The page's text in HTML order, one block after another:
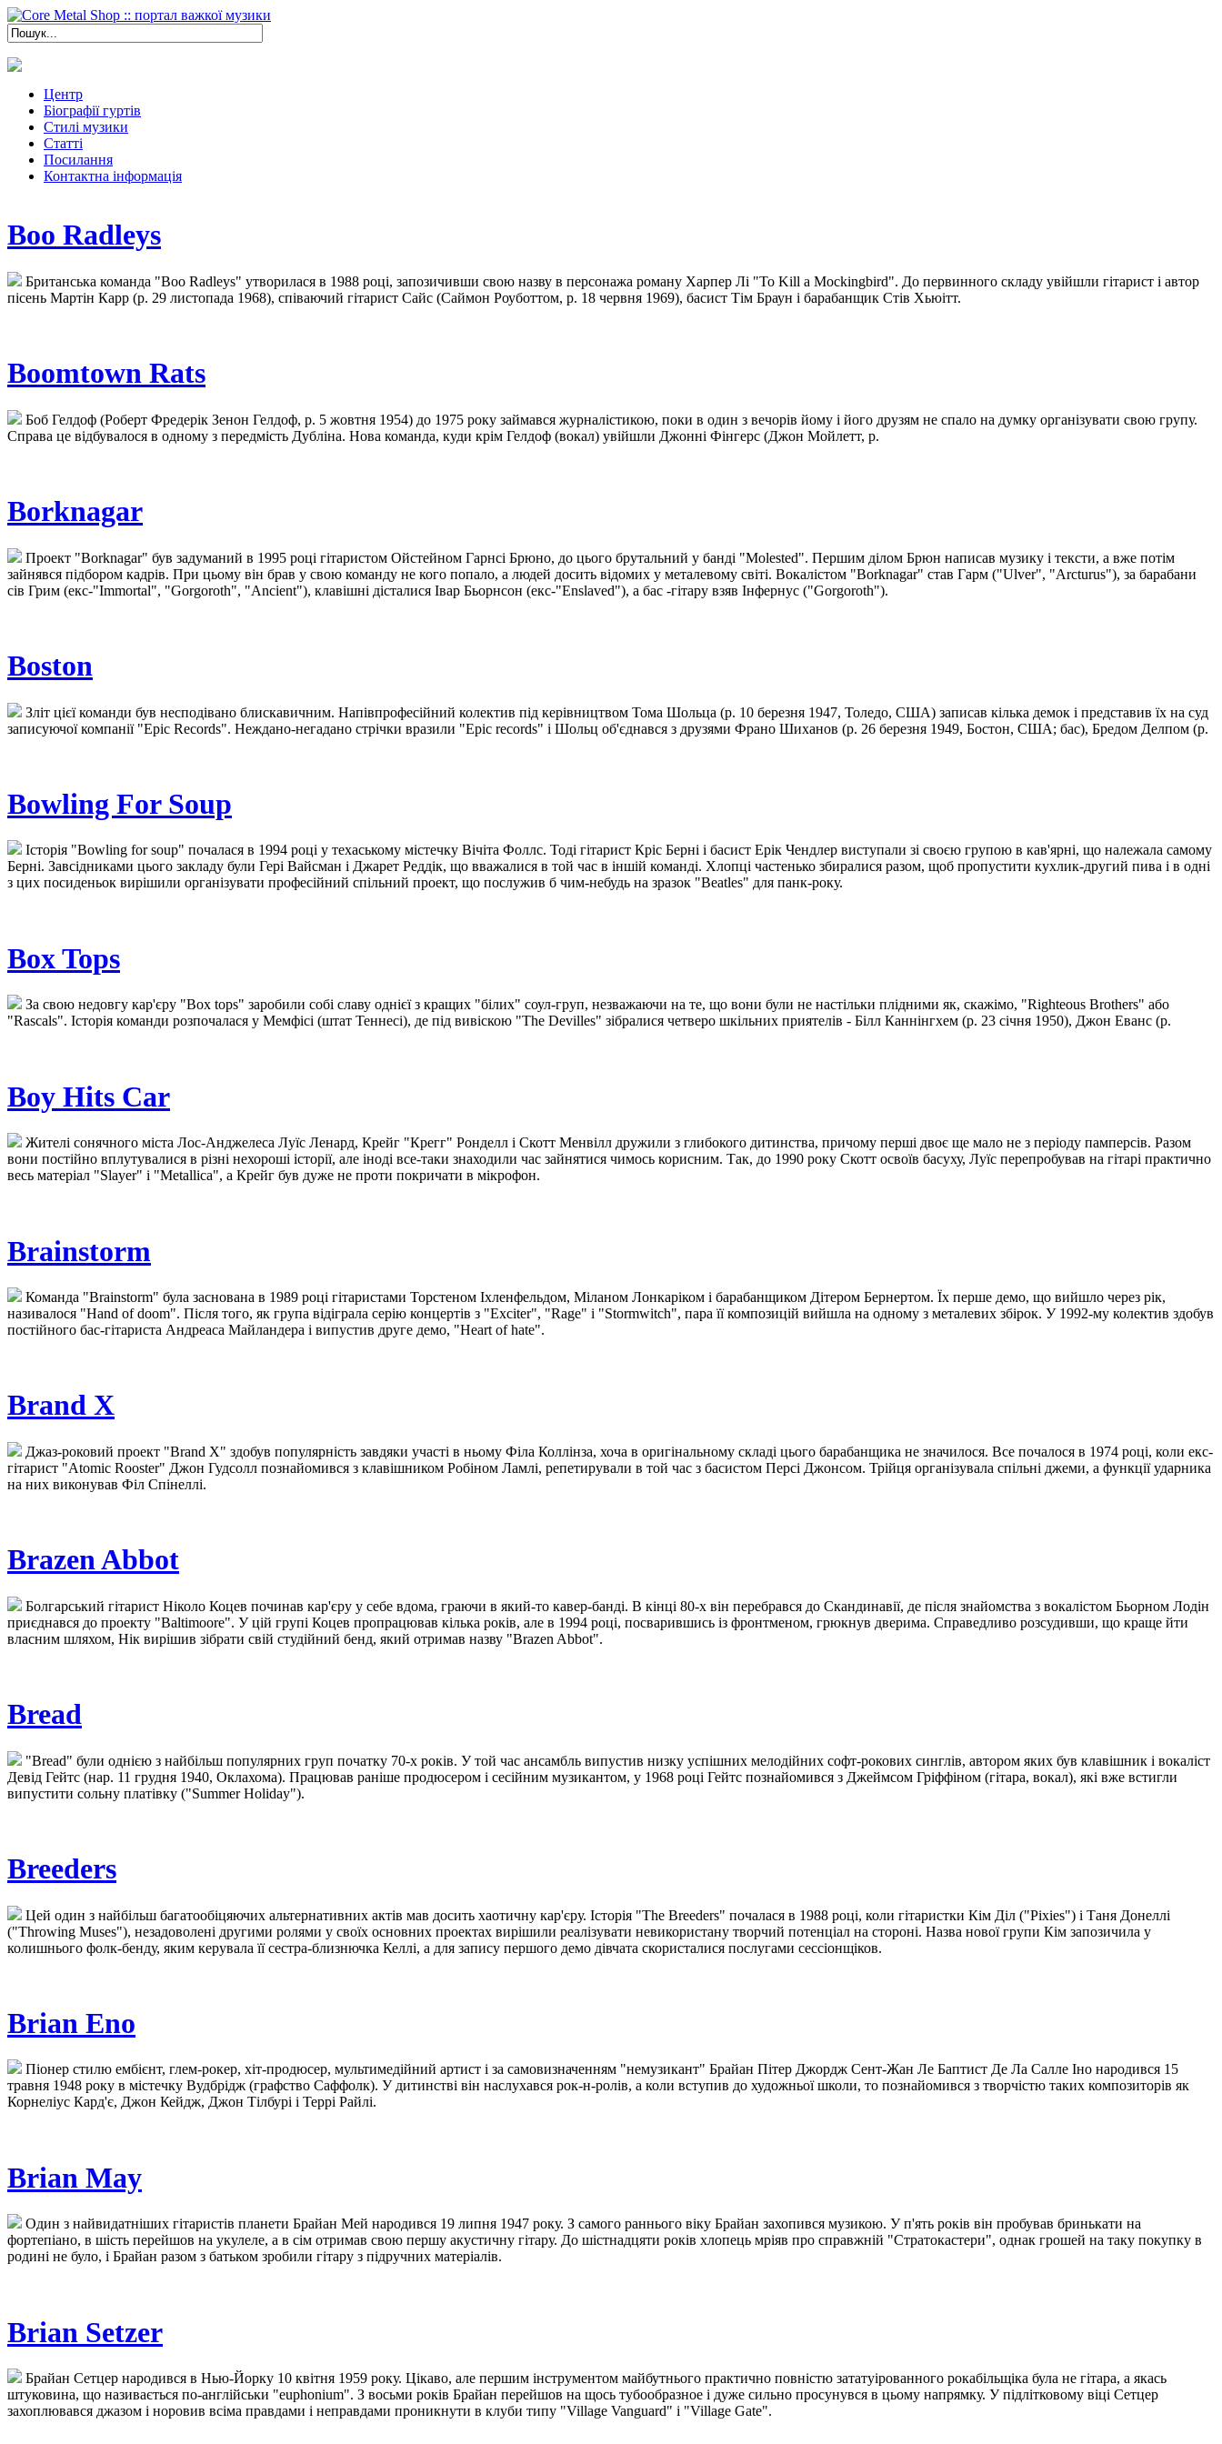
Центр
Біографії гуртів
Стилі музики
Статті
Посилання
Контактна інформація
Boo Radleys
Британська команда "Boo Radleys" утворилася в 1988 році, запозичивши свою назву в персонажа роману Харпер Лі "To Kill a Mockingbird". До первинного складу увійшли гітарист і автор
пісень Мартін Карр (р. 29 листопада 1968), співаючий гітарист Сайс (Саймон Роуботтом, р. 18 червня 1969), басист Тім Браун і барабанщик Стів Хьюітт.
Boomtown Rats
Боб Гелдоф (Роберт Фредерік Зенон Гелдоф, р. 5 жовтня 1954) до 1975 року займався журналістикою, поки в один з вечорів йому і його друзям не спало на думку організувати свою групу.
Справа це відбувалося в одному з передмість Дубліна. Нова команда, куди крім Гелдоф (вокал) увійшли Джонні Фінгерс (Джон Мойлетт, р.
Borknagar
Проект "Borknagar" був задуманий в 1995 році гітаристом Ойстейном Гарнсі Брюно, до цього брутальний у банді "Molested". Першим ділом Брюн написав музику і тексти, а вже потім
зайнявся підбором кадрів. При цьому він брав у свою команду не кого попало, а людей досить відомих у металевому світі. Вокалістом "Borknagar" став Гарм ("Ulver", "Arcturus"), за барабани
сів Грим (екс-"Immortal", "Gorgoroth", "Ancient"), клавішні дісталися Івар Бьорнсон (екс-"Enslaved"), а бас -гітару взяв Інфернус ("Gorgoroth").
Boston
Зліт цієї команди був несподівано блискавичним. Напівпрофесійний колектив під керівництвом Тома Шольца (р. 10 березня 1947, Толедо, США) записав кілька демок і представив їх на суд
записуючої компанії "Epic Records". Неждано-негадано стрічки вразили "Epic records" і Шольц об'єднався з друзями Франо Шиханов (р. 26 березня 1949, Бостон, США; бас), Бредом Делпом (р.
Bowling For Soup
Історія "Bowling for soup" почалася в 1994 році у техаському містечку Вічіта Фоллс. Тоді гітарист Кріс Берні і басист Ерік Чендлер виступали зі своєю групою в кав'ярні, що належала самому
Берні. Завсідниками цього закладу були Гері Вайсман і Джарет Реддік, що вважалися в той час в іншій команді. Хлопці частенько збиралися разом, щоб пропустити кухлик-другий пива і в одні
з цих посиденьок вирішили організувати професійний спільний проект, що послужив б чим-небудь на зразок "Beatles" для панк-року.
Box Tops
За свою недовгу кар'єру "Box tops" заробили собі славу однієї з кращих "білих" соул-груп, незважаючи на те, що вони були не настільки плідними як, скажімо, "Righteous Brothers" або
"Rascals". Історія команди розпочалася у Мемфісі (штат Теннесі), де під вивіскою "The Devilles" зібралися четверо шкільних приятелів - Білл Каннінгхем (р. 23 січня 1950), Джон Еванс (р.
Boy Hits Car
Жителі сонячного міста Лос-Анджелеса Луїс Ленард, Крейг "Крегг" Ронделл і Скотт Менвілл дружили з глибокого дитинства, причому перші двоє ще мало не з періоду памперсів. Разом
вони постійно вплутувалися в різні нехороші історії, але іноді все-таки знаходили час зайнятися чимось корисним. Так, до 1990 року Скотт освоїв басуху, Луїс перепробував на гітарі практично
весь матеріал "Slayer" і "Metallica", а Крейг був дуже не проти покричати в мікрофон.
Brainstorm
Команда "Brainstorm" була заснована в 1989 році гітаристами Торстеном Іхленфельдом, Міланом Лонкаріком і барабанщиком Дітером Бернертом. Їх перше демо, що вийшло через рік,
називалося "Hand of doom". Після того, як група відіграла серію концертів з "Exciter", "Rage" і "Stormwitch", пара її композицій вийшла на одному з металевих збірок. У 1992-му колектив здобув
постійного бас-гітариста Андреаса Майландера і випустив друге демо, "Heart of hate".
Brand X
Джаз-роковий проект "Brand X" здобув популярність завдяки участі в ньому Філа Коллінза, хоча в оригінальному складі цього барабанщика не значилося. Все почалося в 1974 році, коли екс-
гітарист "Atomic Rooster" Джон Гудсолл познайомився з клавішником Робіном Ламлі, репетирували в той час з басистом Персі Джонсом. Трійця організувала спільні джеми, а функції ударника
на них виконував Філ Спінеллі.
Brazen Abbot
Болгарський гітарист Ніколо Коцев починав кар'єру у себе вдома, граючи в який-то кавер-банді. В кінці 80-х він перебрався до Скандинавії, де після знайомства з вокалістом Бьорном Лодін
приєднався до проекту "Baltimoore". У цій групі Коцев пропрацював кілька років, але в 1994 році, посварившись із фронтменом, грюкнув дверима. Справедливо розсудивши, що краще йти
власним шляхом, Нік вирішив зібрати свій студійний бенд, який отримав назву "Brazen Abbot".
Bread
"Bread" були однією з найбільш популярних груп початку 70-х років. У той час ансамбль випустив низку успішних мелодійних софт-рокових синглів, автором яких був клавішник і вокаліст
Девід Гейтс (нар. 11 грудня 1940, Оклахома). Працював раніше продюсером і сесійним музикантом, у 1968 році Гейтс познайомився з Джеймсом Гріффіном (гітара, вокал), які вже встигли
випустити сольну платівку ("Summer Holiday").
Breeders
Цей один з найбільш багатообіцяючих альтернативних актів мав досить хаотичну кар'єру. Історія "The Breeders" почалася в 1988 році, коли гітаристки Кім Діл ("Pixies") і Таня Донеллі
("Throwing Muses"), незадоволені другими ролями у своїх основних проектах вирішили реалізувати невикористану творчий потенціал на стороні. Назва нової групи Кім запозичила у
колишнього фолк-бенду, яким керувала її сестра-близнючка Келлі, а для запису першого демо дівчата скористалися послугами сессіонщіков.
Brian Eno
Піонер стилю ембієнт, глем-рокер, хіт-продюсер, мультимедійний артист і за самовизначенням "немузикант" Брайан Пітер Джордж Сент-Жан Ле Баптист Де Ла Салле Іно народився 15
травня 1948 року в містечку Вудбрідж (графство Саффолк). У дитинстві він наслухався рок-н-ролів, а коли вступив до художньої школи, то познайомився з творчістю таких композиторів як
Корнеліус Кард'є, Джон Кейдж, Джон Тілбурі і Террі Райлі.
Brian May
Один з найвидатніших гітаристів планети Брайан Мей народився 19 липня 1947 року. З самого раннього віку Брайан захопився музикою. У п'ять років він пробував бринькати на
фортепіано, в шість перейшов на укулеле, а в сім отримав свою першу акустичну гітару. До шістнадцяти років хлопець мріяв про справжній "Стратокастери", однак грошей на таку покупку в
родині не було, і Брайан разом з батьком зробили гітару з підручних матеріалів.
Brian Setzer
Брайан Сетцер народився в Нью-Йорку 10 квітня 1959 року. Цікаво, але першим інструментом майбутнього практично повністю зататуірованного рокабільщіка була не гітара, а якась
штуковина, що називається по-англійськи "euphonium". З восьми років Брайан перейшов на щось тубообразное і дуже сильно просунувся в цьому напрямку. У підлітковому віці Сетцер
захоплювався джазом і норовив всіма правдами і неправдами проникнути в клуби типу "Village Vanguard" і "Village Gate".